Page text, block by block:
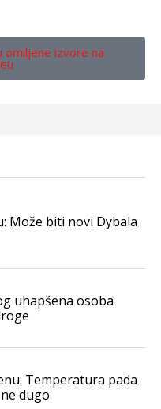
omiljene izvore na
Može biti novi Dybala
uhapšena osoba
Temperatura pada
dugo